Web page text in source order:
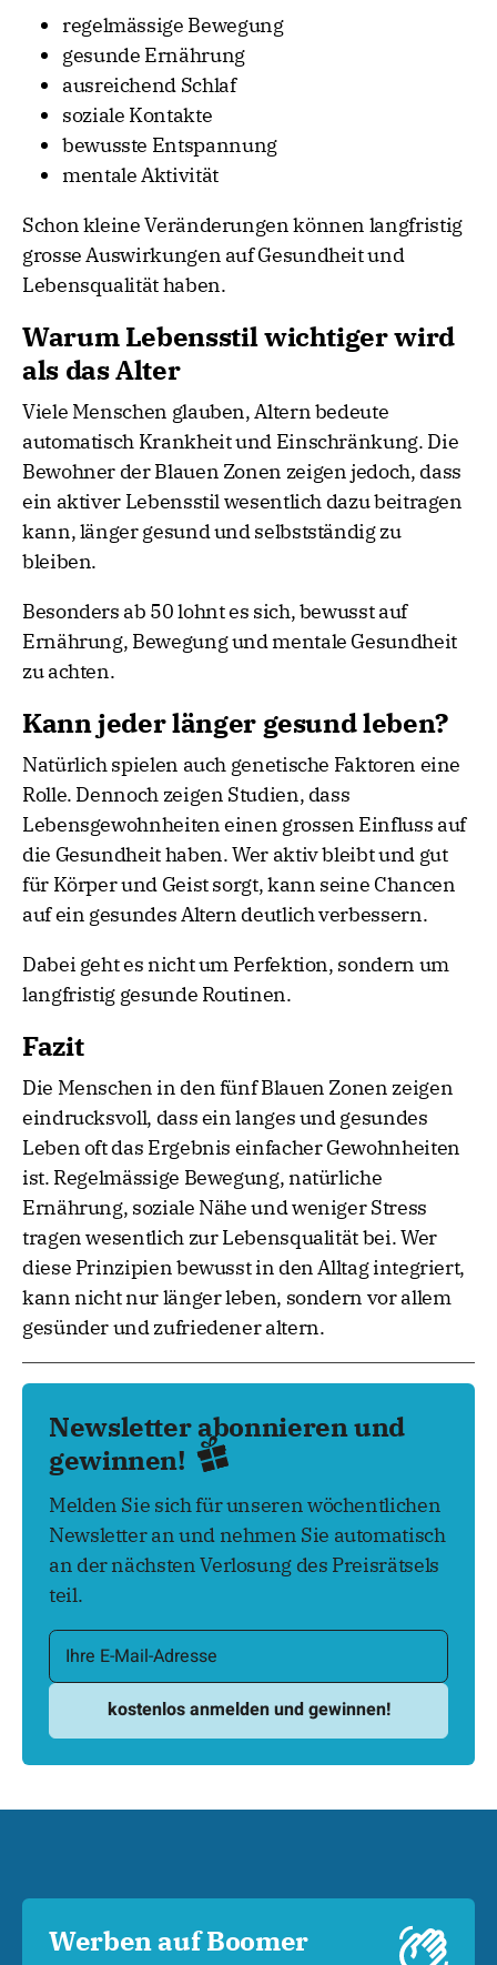
regelmässige Bewegung
gesunde Ernährung
ausreichend Schlaf
soziale Kontakte
bewusste Entspannung
mentale Aktivität
Schon kleine Veränderungen können langfristig
grosse Auswirkungen auf Gesundheit und
Lebensqualität haben.
Warum Lebensstil wichtiger wird
als das Alter
Viele Menschen glauben, Altern bedeute
automatisch Krankheit und Einschränkung. Die
Bewohner der Blauen Zonen zeigen jedoch, dass
ein aktiver Lebensstil wesentlich dazu beitragen
kann, länger gesund und selbstständig zu
bleiben.
Besonders ab 50 lohnt es sich, bewusst auf
Ernährung, Bewegung und mentale Gesundheit
zu achten.
Kann jeder länger gesund leben?
Natürlich spielen auch genetische Faktoren eine
Rolle. Dennoch zeigen Studien, dass
Lebensgewohnheiten einen grossen Einfluss auf
die Gesundheit haben. Wer aktiv bleibt und gut
für Körper und Geist sorgt, kann seine Chancen
auf ein gesundes Altern deutlich verbessern.
Dabei geht es nicht um Perfektion, sondern um
langfristig gesunde Routinen.
Fazit
Die Menschen in den fünf Blauen Zonen zeigen
eindrucksvoll, dass ein langes und gesundes
Leben oft das Ergebnis einfacher Gewohnheiten
ist. Regelmässige Bewegung, natürliche
Ernährung, soziale Nähe und weniger Stress
tragen wesentlich zur Lebensqualität bei. Wer
diese Prinzipien bewusst in den Alltag integriert,
kann nicht nur länger leben, sondern vor allem
gesünder und zufriedener altern.
Newsletter abonnieren und
gewinnen!
Melden Sie sich für unseren wöchentlichen
Newsletter an und nehmen Sie automatisch
an der nächsten Verlosung des Preisrätsels
teil.
Werben auf Boomer